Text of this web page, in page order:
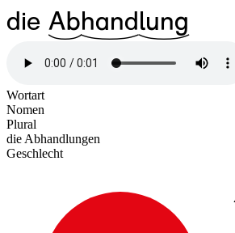
die ^16Ab^29hand^25lung
Wortart
Nomen
Plural
die Abhandlungen
Geschlecht